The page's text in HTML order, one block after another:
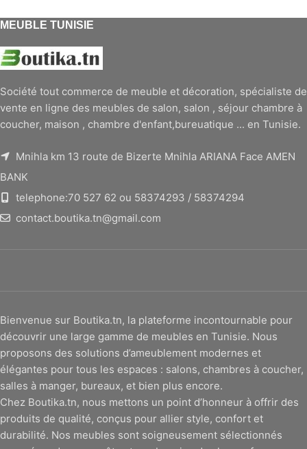
MEUBLE TUNISIE
Société tout commerce de meuble et décoration, spécialiste de
vente en ligne des meubles de salon, salon , séjour chambre à
coucher, maison , chambre d'enfant,bureuatique ... en Tunisie.
Mnihla km 13 route de Bizerte Mnihla ARIANA Face AMEN
BANK
telephone:70 527 62 ou 58374293 / 58374294
contact.boutika.tn@gmail.com
Bienvenue sur Boutika.tn, la plateforme incontournable pour
découvrir une large gamme de meubles en Tunisie. Nous
proposons des solutions d’ameublement modernes et
élégantes pour tous les espaces : salons, chambres à coucher,
salles à manger, bureaux, et bien plus encore.
Chez Boutika.tn, nous mettons un point d’honneur à offrir des
produits de qualité, conçus pour allier style, confort et
durabilité. Nos meubles sont soigneusement sélectionnés